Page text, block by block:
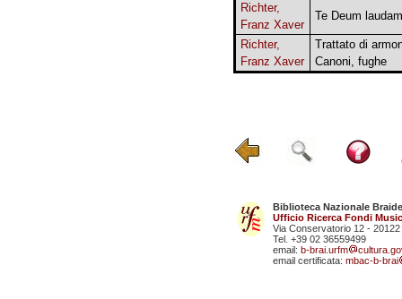
Richter,
Franz Xaver
Te Deum
Richter,
Franz Xaver
Trattato di
Canoni, fughe
Biblioteca Nazionale
Ufficio Ricerca Fondi
Via Conservatorio 12 - 20122
Tel. +39 02 36559499
email: b-brai.urfm
email certificata: mbac-b-brai